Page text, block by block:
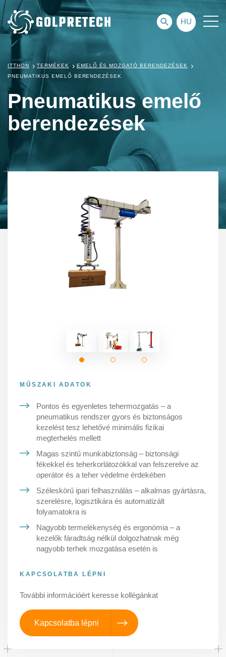
HU
ITTHON TERMÉKEK
EMELŐ ÉS MOZGATÓ BERENDEZÉSEK
PNEUMATIKUS EMELŐ BERENDEZÉSEK
Pneumatikus emelő
berendezések
MŰSZAKI ADATOK
Pontos és egyenletes tehermozgatás – a
pneumatikus rendszer gyors és biztonságos
kezelést tesz lehetővé minimális fizikai
megterhelés mellett
Magas szintű munkabiztonság – biztonsági
fékekkel és teherkorlátozókkal van felszerelve az
operátor és a teher védelme érdekében
Széleskörű ipari felhasználás – alkalmas gyártásra,
szerelésre, logisztikára és automatizált
folyamatokra is
Nagyobb termelékenység és ergonómia – a
kezelők fáradtság nélkül dolgozhatnak még
nagyobb terhek mozgatása esetén is
KAPCSOLATBA LÉPNI
További információért keresse kollégánkat
Kapcsolatba lépni